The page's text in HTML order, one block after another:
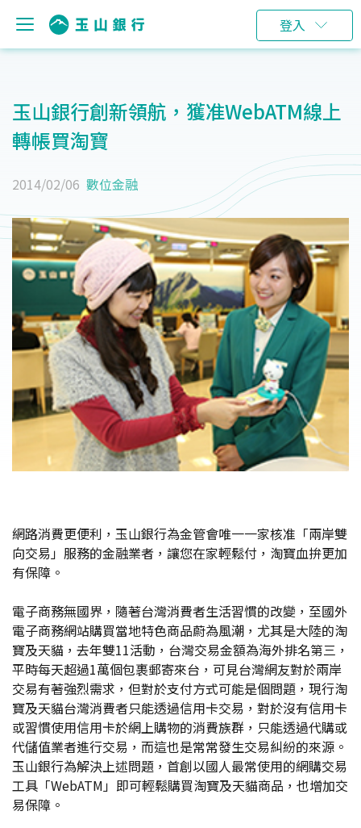
登入
玉山銀行創新領航，獲准WebATM線上
轉帳買淘寶
2014/02/06 數位金融
網路消費更便利，玉山銀行為金管會唯一一家核准「兩岸雙
向交易」服務的金融業者，讓您在家輕鬆付，淘寶血拚更加
有保障。
電子商務無國界，隨著台灣消費者生活習慣的改變，至國外
電子商務網站購買當地特色商品蔚為風潮，尤其是大陸的淘
寶及天貓，去年雙11活動，台灣交易金額為海外排名第三，
平時每天超過1萬個包裹郵寄來台，可見台灣網友對於兩岸
交易有著強烈需求，但對於支付方式可能是個問題，現行淘
寶及天貓台灣消費者只能透過信用卡交易，對於沒有信用卡
或習慣使用信用卡於網上購物的消費族群，只能透過代購或
代儲值業者進行交易，而這也是常常發生交易糾紛的來源。
玉山銀行為解決上述問題，首創以國人最常使用的網購交易
工具「WebATM」即可輕鬆購買淘寶及天貓商品，也增加交
易保障。